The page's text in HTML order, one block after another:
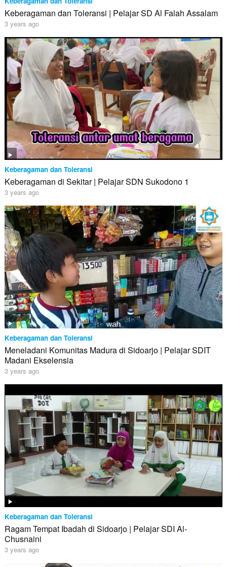
Keberagaman dan Toleransi | Pelajar SD Al Falah Assalam
3 years ago
Keberagaman dan Toleransi
Keberagaman di Sekitar | Pelajar SDN Sukodono 1
3 years ago
Keberagaman dan Toleransi
Meneladani Komunitas Madura di Sidoarjo | Pelajar SDIT
Madani Ekselensia
3 years ago
Keberagaman dan Toleransi
Ragam Tempat Ibadah di Sidoarjo | Pelajar SDI Al-
Chusnaini
3 years ago